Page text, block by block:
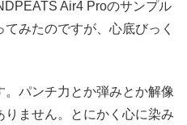
Air4 Proのサンプル
みたのですが、心底びっく
パンチ力とか弾みとか解像
ません。とにかく心に染み